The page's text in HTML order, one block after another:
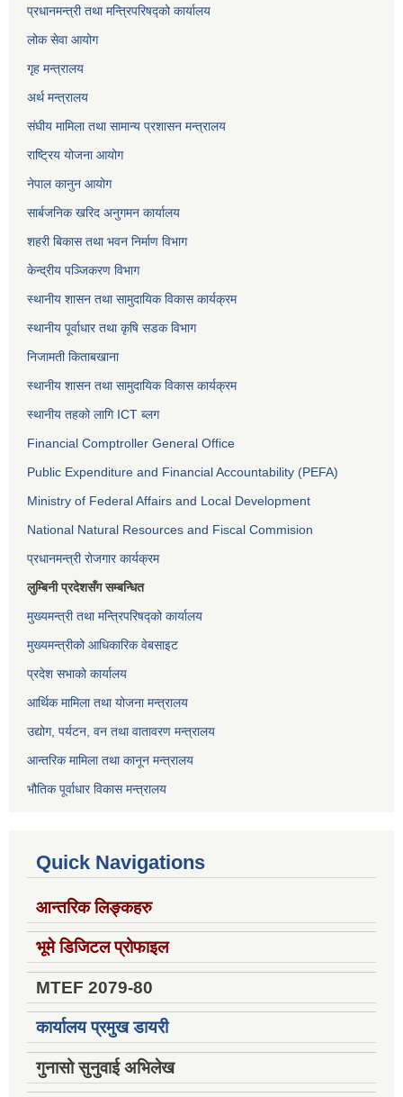
प्रधानमन्त्री तथा मन्त्रिपरिषद्को कार्यालय
लोक सेवाआयोग
गृह मन्त्रालय
अर्थ मन्त्रालय
संघीय मामिला तथा सामान्य प्रशासन मन्त्रालय
राष्ट्रिय योजना आयोग
नेपाल कानुन आयोग
सार्बजनिक खरिद अनुगमन कार्यालय
शहरी बिकास तथा भवन निर्माण विभाग
केन्द्रीय पञ्जिकरण विभाग
स्थानीय शासन तथा सामुदायिक विकास कार्यक्रम
स्थानीय पूर्वाधार तथा कृषि सडक विभाग
निजामती किताबखाना
स्थानीय शासन तथा सामुदायिक विकास कार्यक्रम
स्थानीय तहको लागि ICT ब्लग
Financial Comptroller General Office
Public Expenditure and Financial Accountability (PEFA)
Ministry of Federal Affairs and Local Development
National Natural Resources and Fiscal Commision
प्रधानमन्त्री रोजगार कार्यक्रम
लुम्बिनी प्रदेशसँग सम्बन्धित
मुख्यमन्त्री तथा मन्त्रिपरिषद्को कार्यालय
मुख्यमन्त्रीको आधिकारिक वेबसाइट
प्रदेश सभाको कार्यालय
आर्थिक मामिला तथा योजना मन्त्रालय
उद्योग, पर्यटन, वन तथा वातावरण मन्त्रालय
आन्तरिक मामिला तथा कानून मन्त्रालय
भौतिक पूर्वाधार विकास मन्त्रालय
Quick Navigations
आन्तरिक लिङ्कहरु
भूमे डिजिटल प्रोफाइल
MTEF 2079-80
कार्यालय प्रमुख डायरी
गुनासो सुनुवाई अभिलेख